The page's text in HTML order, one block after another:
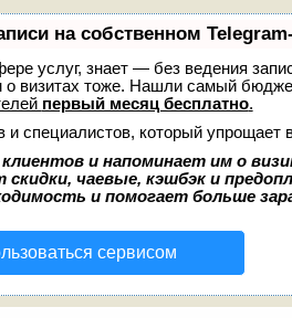
на собственном
услуг, знает — без ведения
о визитах тоже. Нашли самый
первый месяц бесплатно.
и специалистов, который упрощает
и напоминает им о
скидки, чаевые, кэшбэк и
и помогает больше
сервисом